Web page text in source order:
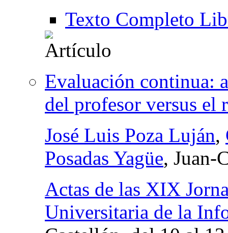
Texto Completo
Evaluación continua:
del profesor versus el
José Luis Poza Luján,
Posadas Yagüe, Juan-
Actas de las XIX
Universitaria de la